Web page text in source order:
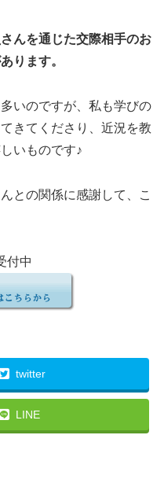
んを通じた交際相手のお
ります。
いのですが、私も学びの
きてくださり、近況を教
いものです♪
との関係に感謝して、こ
付中
twitter
LINE